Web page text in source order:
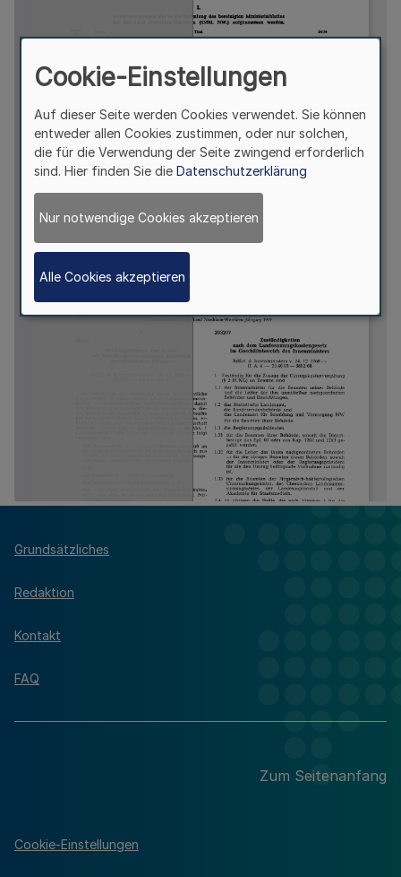
Grundsätzliches
Redaktion
Kontakt
FAQ
Zum Seitenanfang
Cookie-Einstellungen
Cookie-Einstellungen
Auf dieser Seite werden Cookies verwendet. Sie können
entweder allen Cookies zustimmen, oder nur solchen,
die für die Verwendung der Seite zwingend erforderlich
sind. Hier finden Sie die Datenschutzerklärung
Nur notwendige Cookies akzeptieren
Alle Cookies akzeptieren